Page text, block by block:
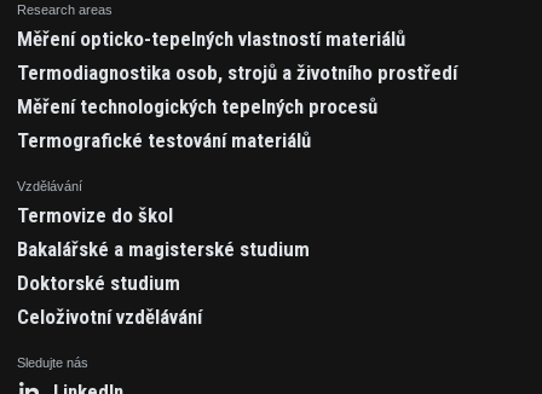
Research areas
Měření opticko-tepelných vlastností materiálů
Termodiagnostika osob, strojů a životního prostředí
Měření technologických tepelných procesů
Termografické testování materiálů
Vzdělávání
Termovize do škol
Bakalářské a magisterské studium
Doktorské studium
Celoživotní vzdělávání
Sledujte nás